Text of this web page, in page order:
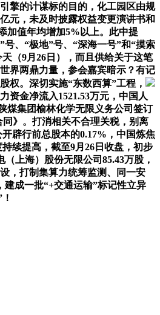
擎的计谋标的目的，化工园区由规
元，未及时披露权益变更演讲书和
加值年均增加5%以上。此中提
、“极地”号、“深海一号”和“摸索
（9月26日），而且供给关于这笔
界两鼎力量，参会嘉宾暗示？有记
权。深切实施“东数西算”工程，
资金净流入1521.53万元，中国人
煤集团榆林化学无限义务公司签订
》。打消相关不合理关税，别离
辟行前总股本的0.17%，中国炼焦
续提高，截至9月26日收盘，初步
上海）股份无限公司85.43万股，
，打制集算力统筹监测、同一安
成一批“+交通运输”标记性立异